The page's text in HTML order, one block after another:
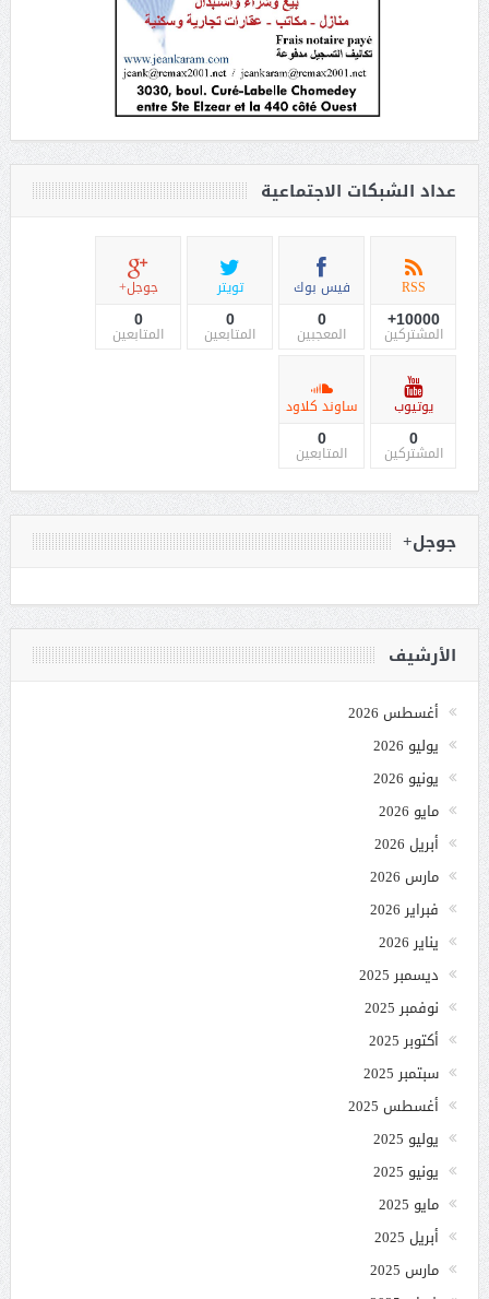
عداد الشبكات الاجتماعية
RSS
10000+
المشتركين
فيس بوك
0
المعجبين
تويتر
0
المتابعين
جوجل+
0
المتابعين
يوتيوب
0
المشتركين
ساوند كلاود
0
المتابعين
جوجل+
الأرشيف
أغسطس 2026
يوليو 2026
يونيو 2026
مايو 2026
أبريل 2026
مارس 2026
فبراير 2026
يناير 2026
ديسمبر 2025
نوفمبر 2025
أكتوبر 2025
سبتمبر 2025
أغسطس 2025
يوليو 2025
يونيو 2025
مايو 2025
أبريل 2025
مارس 2025